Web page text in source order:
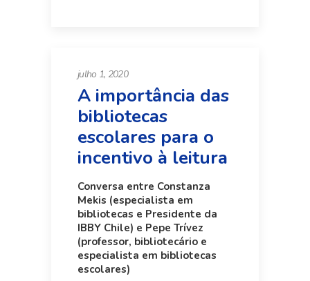
julho 1, 2020
A importância das
bibliotecas
escolares para o
incentivo à leitura
Conversa entre Constanza
Mekis (especialista em
bibliotecas e Presidente da
IBBY Chile) e Pepe Trívez
(professor, bibliotecário e
especialista em bibliotecas
escolares)